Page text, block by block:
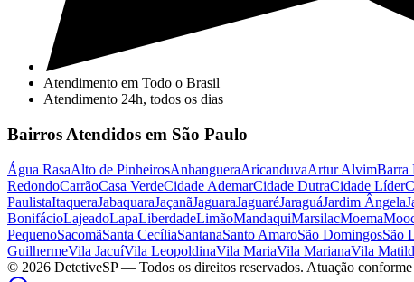
Atendimento em Todo o Brasil
Atendimento 24h, todos os dias
Bairros Atendidos em São Paulo
Água RasaAlto de PinheirosAnhangueraAricanduvaArtur AlvimBarra
RedondoCarrãoCasa VerdeCidade AdemarCidade DutraCidade Líder
PaulistaItaqueraJabaquaraJaçanãJaguaraJaguaréJaraguáJardim Ângela
BonifácioLajeadoLapaLiberdadeLimãoMandaquiMarsilacMoema
PequenoSacomãSanta CecíliaSantanaSanto AmaroSão DomingosSão
GuilhermeVila JacuíVila LeopoldinaVila MariaVila MarianaVila
© 2026 DetetiveSP— Todos os direitos reservados. Atuação